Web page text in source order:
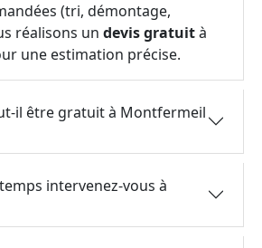
(tri, démontage,
réalisons un devis gratuità
une estimation précise.
il être gratuit à Montfermeil
intervenez-vous à